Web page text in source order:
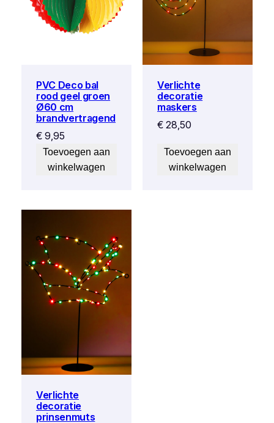
PVC Deco bal
rood geel groen
Ø60 cm
brandvertragend
€9,95
Toevoegen aan
winkelwagen
Verlichte
decoratie
maskers
€ 28,50
Toevoegen aan
winkelwagen
Verlichte
decoratie
prinsenmuts